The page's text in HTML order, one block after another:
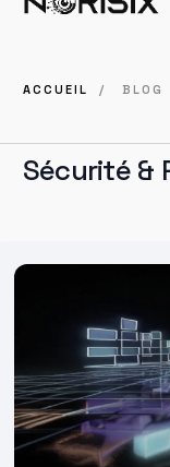
ACCUEIL /
Sécurité &